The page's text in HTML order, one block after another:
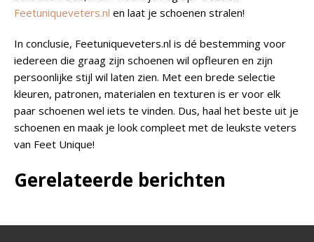
Feetuniqueveters.nl en laat je schoenen stralen!
In conclusie, Feetuniqueveters.nl is dé bestemming voor
iedereen die graag zijn schoenen wil opfleuren en zijn
persoonlijke stijl wil laten zien. Met een brede selectie
kleuren, patronen, materialen en texturen is er voor elk
paar schoenen wel iets te vinden. Dus, haal het beste uit je
schoenen en maak je look compleet met de leukste veters
van Feet Unique!
Gerelateerde berichten